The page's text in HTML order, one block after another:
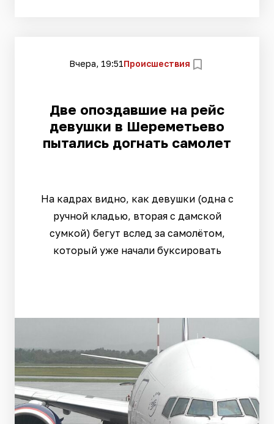
Вчера, 19:51Происшествия
Две опоздавшие на рейс
девушки в Шереметьево
пытались догнать самолет
На кадрах видно, как девушки (одна с
ручной кладью, вторая с дамской
сумкой) бегут вслед за самолётом,
который уже начали буксировать